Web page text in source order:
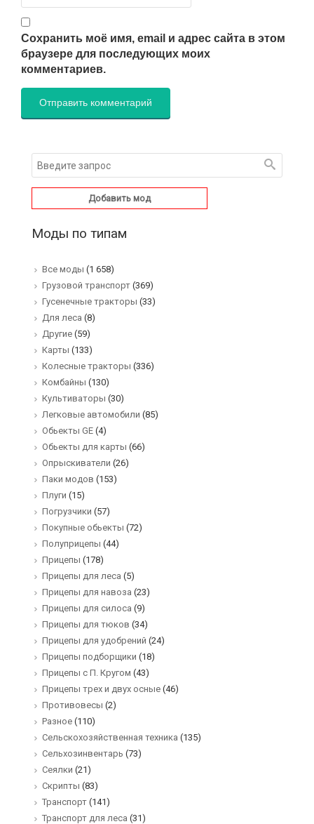
Сохранить моё имя, email и адрес сайта в этом
браузере для последующих моих
комментариев.
Добавить мод
Моды по типам
Все моды (1 658)
Грузовой транспорт (369)
Гусенечные тракторы (33)
Для леса (8)
Другие (59)
Карты (133)
Колесные тракторы (336)
Комбайны (130)
Культиваторы (30)
Легковые автомобили (85)
Обьекты GE (4)
Обьекты для карты (66)
Опрыскиватели (26)
Паки модов (153)
Плуги (15)
Погрузчики (57)
Покупные обьекты (72)
Полуприцепы (44)
Прицепы (178)
Прицепы для леса (5)
Прицепы для навоза (23)
Прицепы для силоса (9)
Прицепы для тюков (34)
Прицепы для удобрений (24)
Прицепы подборщики (18)
Прицепы с П. Кругом (43)
Прицепы трех и двух осные (46)
Противовесы (2)
Разное (110)
Сельскохозяйственная техника (135)
Сельхозинвентарь (73)
Сеялки (21)
Скрипты (83)
Транспорт (141)
Транспорт для леса (31)